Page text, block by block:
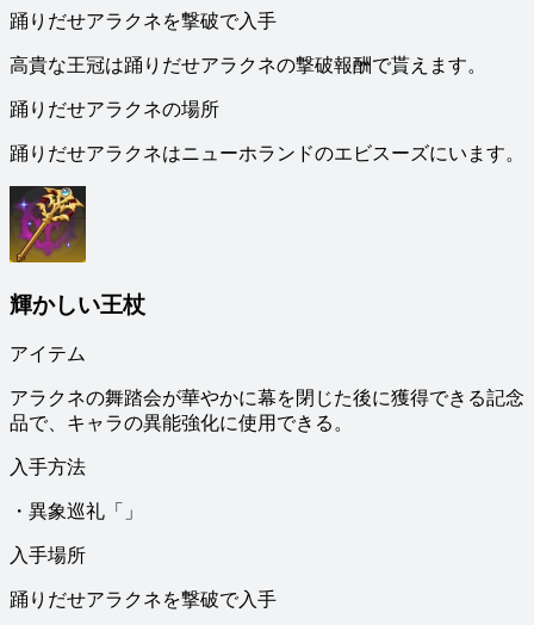
踊りだせアラクネを撃破で入手
高貴な王冠は踊りだせアラクネの撃破報酬で貰えます。
踊りだせアラクネの場所
踊りだせアラクネはニューホランドのエビスーズにいます。
輝かしい王杖
アイテム
アラクネの舞踏会が華やかに幕を閉じた後に獲得できる記念
品で、キャラの異能強化に使用できる。
入手方法
・異象巡礼「」
入手場所
踊りだせアラクネを撃破で入手